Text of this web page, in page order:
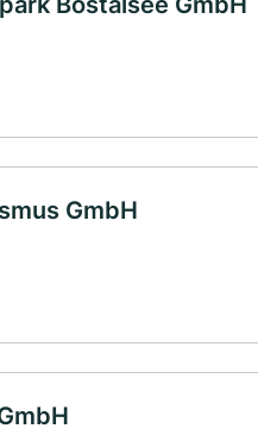
GmbH